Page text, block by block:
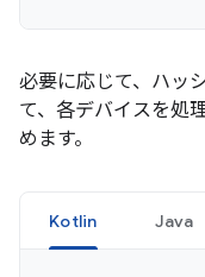
必要に応じて、ハッ
て、各デバイスを処
めます。
Kotlin Java